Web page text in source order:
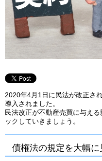
2020年4月1日に民法が改正さ
導入されました。
民法改正が不動産売買に与え
ックしていきましょう。
債権法の規定を大幅に